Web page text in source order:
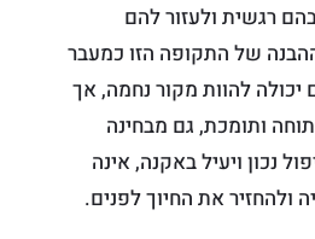
רגשית ולעזור להם
של התקופה הזו כמעבר
יכולה להוות מקור נחמה, אך
ותומכת, גם מבחינה
נכון ויעיל באקנה, אינה
ולהחזיר את החיוך לפנים.